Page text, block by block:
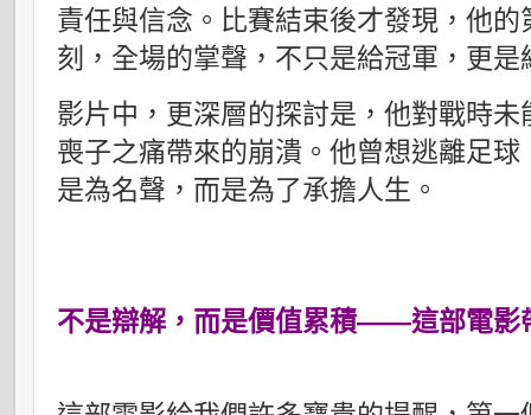
責任與信念。比賽結束後才發現，他
刻，全場的掌聲，不只是給冠軍，更
影片中，更深層的探討是，他對戰時
喪子之痛帶來的崩潰。他曾想逃離足
是為名聲，而是為了承擔人生。
不是辯解，而是價值累積——這部電影